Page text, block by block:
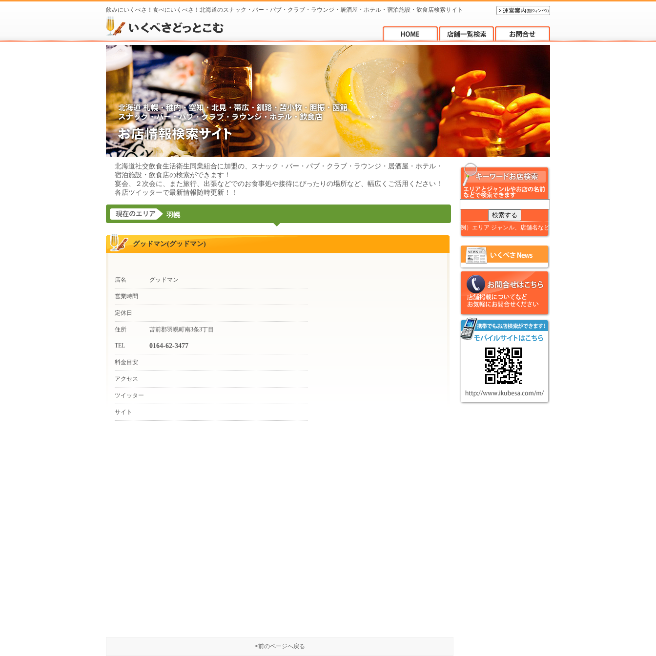
飲みにいくべさ！食べにいくべさ！北海道のスナック・バー・パブ・クラブ・ラウンジ・居酒屋・ホテル・宿泊施設・飲食店検索サイト
北海道社交飲食生活衛生同業組合に加盟の、スナック・バー・パブ・クラブ・ラウンジ・居酒屋・ホテル・
宿泊施設・飲食店の検索ができます！
宴会、２次会に、また旅行、出張などでのお食事処や接待にぴったりの場所など、幅広くご活用ください！
各店ツイッターで最新情報随時更新！！
羽幌
グッドマン(グッドマン)
店名 グッドマン
営業時間
定休日
住所 苫前郡羽幌町南3条3丁目
TEL 0164-62-3477
料金目安
アクセス
ツイッター
サイト
<前のページへ戻る
例）エリア ジャンル、店舗名など